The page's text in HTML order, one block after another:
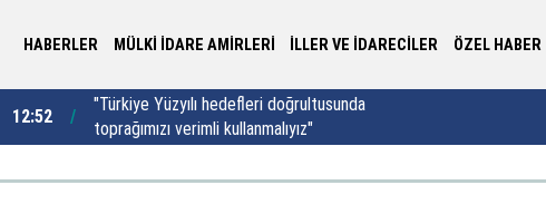
HABERLER MÜLKİ İDARE AMİRLERİ İLLER VE İDARECİLER ÖZEL HABER
12:52
"Türkiye Yüzyılı hedefleri doğrultusunda
toprağımızı verimli kullanmalıyız"